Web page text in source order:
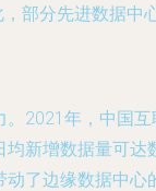
部分先进数据中
2021年，中国
新增数据量可
了边缘数据中心